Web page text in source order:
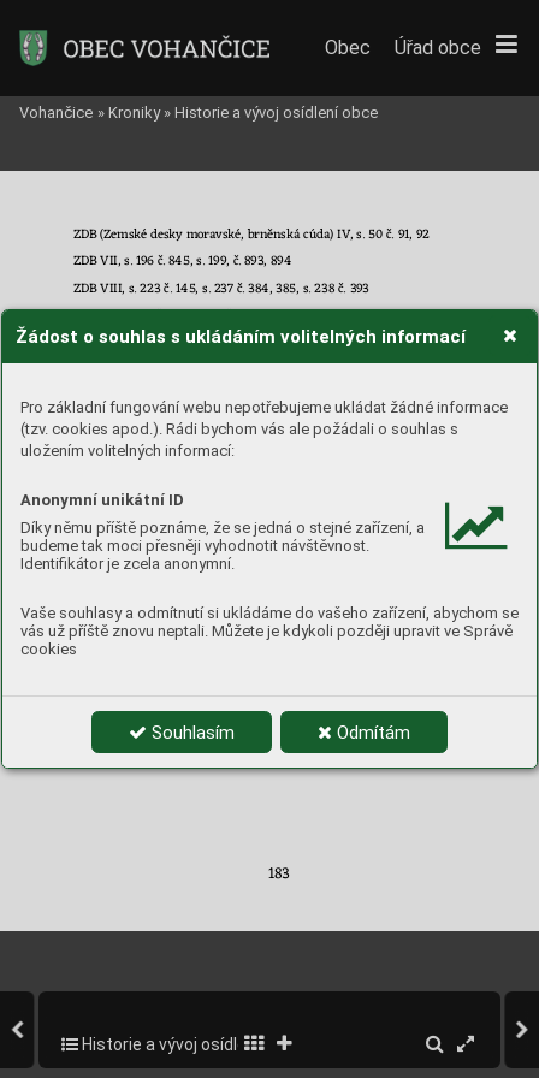
Žádost o souhlas s ukládáním volitelných informací
Pro základní fungování webu nepotřebujeme ukládat žádné informace
(tzv. cookies apod.). Rádi bychom vás ale požádali o souhlas s
uložením volitelných informací:
Anonymní unikátní ID
Díky němu příště poznáme, že se jedná o stejné zařízení, a
budeme tak moci přesněji vyhodnotit návštěvnost.
Identifikátor je zcela anonymní.
Vaše souhlasy a odmítnutí si ukládáme do vašeho zařízení, abychom se
vás už příště znovu neptali. Můžete je kdykoli později upravit ve Správě
cookies
Souhlasím Odmítám
183
ZDB (Zemské desky moravské, brněnská cúda) IV, s. 50 č. 91, 92
ZDB VII, s. 196 č. 845, s. 199, č. 893, 894
ZDB VIII, s. 223 č. 145, s. 237 č. 384, 385, s. 238 č. 393
ZDB XII, s. 344 č. 262, s. 376 č. 690
ZDB XVI, s. 63 č. 226, s. 7 1 č. 256
ZDB XVII, s. 114 č. 193
ZDB XXV, s. 241 č. 3
ZDB XXVI, s. 329 č. 179, s. 355 č. 253
ZDB XXVII, s. 377 č. 28, s. 378 č. 31
ZDB XXX, s. 54 č. 26, s. 154 č. 217, s. 155 č. 218
ZDO XXXIII, s. 466 č. 93
ZDB XXXV, s. 473 č. 24
ZDB XXXVIII, s. 581
č. 26, s. 602 č. 59, s. 644 č. 86, s. 645 č. 88
Obec Úřad obce
Vohančice » Kroniky » Historie a vývoj osídlení obce
Historie a vývoj osídlení obce